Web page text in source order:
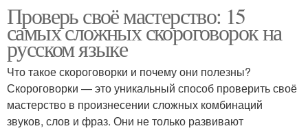
Проверь своё мастерство: 15
самых сложных скороговорок на
русском языке
Что такое скороговорки и почему они полезны?
Скороговорки — это уникальный способ проверить своё
мастерство в произнесении сложных комбинаций
звуков, слов и фраз. Они не только развивают